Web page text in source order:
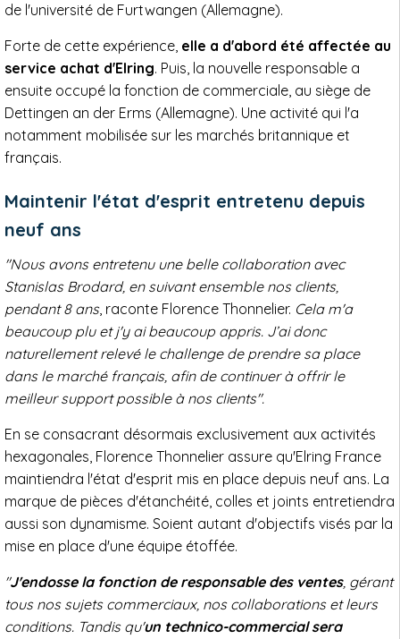
de l'université de Furtwangen (Allemagne).
Forte de cette expérience, elle a d'abord été affectée au
service achat d'Elring. Puis, la nouvelle responsable a
ensuite occupé la fonction de commerciale, au siège de
Dettingen an der Erms (Allemagne). Une activité qui l'a
notamment mobilisée sur les marchés britannique et
français.
Maintenir l'état d'esprit entretenu depuis
neuf ans
"Nous avons entretenu unebelle collaboration avec
Stanislas Brodard, en suivant ensemble nos clients,
pendant 8 ans, raconte Florence Thonnelier. Cela m'a
beaucoup plu et j'y ai beaucoup appris. J’ai donc
naturellement relevé le challenge de prendre sa place
dans le marché français, afin de continuer à offrir le
meilleur support possible à nos clients".
En se consacrant désormais exclusivement aux activités
hexagonales, Florence Thonnelier assure qu'Elring France
maintiendra l'état d'esprit mis en place depuis neuf ans. La
marque de pièces d'étanchéité, colles et joints entretiendra
aussi son dynamisme. Soient autant d'objectifs visés par la
mise en place d'une équipe étoffée.
"J'endosse la fonction de responsable des ventes, gérant
tous nos sujets commerciaux, nos collaborations et leurs
conditions. Tandis qu'un technico-commercial sera